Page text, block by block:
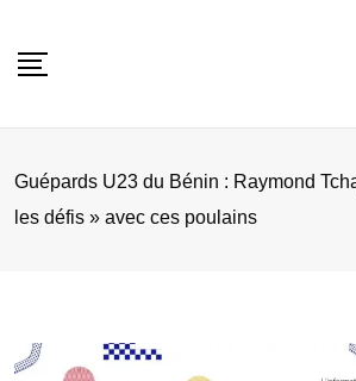
Guépards U23 du Bénin : Raymond
les défis » avec ces poulains